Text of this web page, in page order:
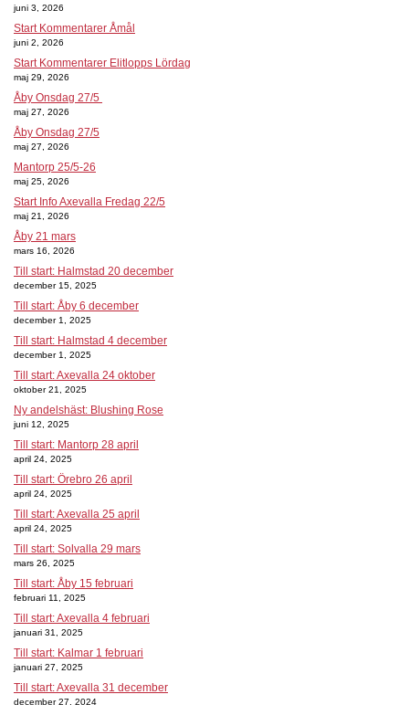
juni 3, 2026
Start Kommentarer Åmål
juni 2, 2026
Start Kommentarer Elitlopps Lördag
maj 29, 2026
Åby Onsdag 27/5
maj 27, 2026
Åby Onsdag 27/5
maj 27, 2026
Mantorp 25/5-26
maj 25, 2026
Start Info Axevalla Fredag 22/5
maj 21, 2026
Åby 21 mars
mars 16, 2026
Till start: Halmstad 20 december
december 15, 2025
Till start: Åby 6 december
december 1, 2025
Till start: Halmstad 4 december
december 1, 2025
Till start: Axevalla 24 oktober
oktober 21, 2025
Ny andelshäst: Blushing Rose
juni 12, 2025
Till start: Mantorp 28 april
april 24, 2025
Till start: Örebro 26 april
april 24, 2025
Till start: Axevalla 25 april
april 24, 2025
Till start: Solvalla 29 mars
mars 26, 2025
Till start: Åby 15 februari
februari 11, 2025
Till start: Axevalla 4 februari
januari 31, 2025
Till start: Kalmar 1 februari
januari 27, 2025
Till start: Axevalla 31 december
december 27, 2024